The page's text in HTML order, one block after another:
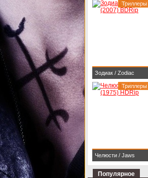
Зодиак / Zodiac
(2007) BDRip
Триллеры
Челюсти / Jaws
(1975) HDRip
Триллеры
Популярное